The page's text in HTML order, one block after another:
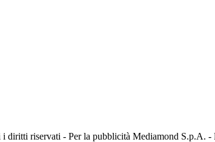
riservati - Per la pubblicità Mediamond S.p.A. -